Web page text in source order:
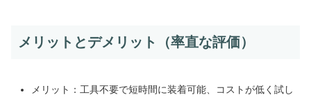
メリットとデメリット（率直な評価）
メリット：工具不要で短時間に装着可能、コストが低く試し